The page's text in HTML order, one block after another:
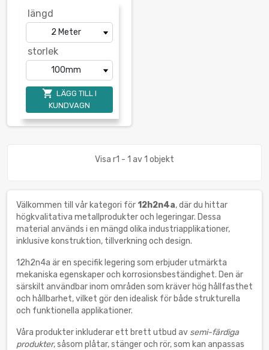
längd
storlek
 LÄGG TILL I
KUNDVAGN
Visa r1 - 1 av 1 objekt
Välkommen till vår kategori för12h2n4a, där du hittar
högkvalitativa metallprodukter och legeringar. Dessa
material används i en mängd olika industriapplikationer,
inklusive konstruktion, tillverkning och design.
12h2n4a är en specifik legering som erbjuder utmärkta
mekaniska egenskaper och korrosionsbeständighet. Den är
särskilt användbar inom områden som kräver hög hållfasthet
och hållbarhet, vilket gör den idealisk för både strukturella
och funktionella applikationer.
Våra produkter inkluderar ett brett utbud av semi-färdiga
produkter, såsom plåtar, stänger och rör, som kan anpassas